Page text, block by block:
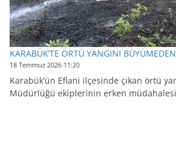
KARABÜK’TE ÖRTÜ YANGINI
18 Temmuz 2026 11:20
Karabük’ün Eflani ilçesinde çıkan örtü
Müdürlüğü ekiplerinin erken